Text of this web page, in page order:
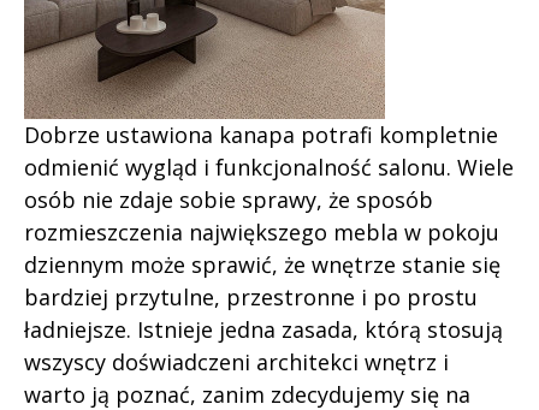
Dobrze ustawiona kanapa potrafi kompletnie
odmienić wygląd i funkcjonalność salonu. Wiele
osób nie zdaje sobie sprawy, że sposób
rozmieszczenia największego mebla w pokoju
dziennym może sprawić, że wnętrze stanie się
bardziej przytulne, przestronne i po prostu
ładniejsze. Istnieje jedna zasada, którą stosują
wszyscy doświadczeni architekci wnętrz i
warto ją poznać, zanim zdecydujemy się na